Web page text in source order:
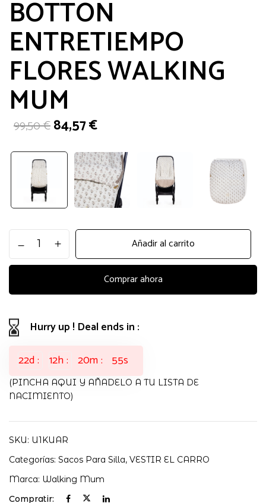
BOTTON
ENTRETIEMPO
FLORES WALKING
MUM
99,50€El
precio
era:
99,50 €.
84,57€Elprecio
es:
84,57 €.
SILLA
BOTTON
FLORES
MUM
cantidad
Añadir al carrito
Comprar ahora
Hurry up ! Deal ends in :
22d 12h 20m 55s
(PINCHA AQUI Y AÑADELO A TU LISTA DE
NACIMIENTO)
SKU: U1KUAR
Categorías: Sacos Para Silla, VESTIR EL CARRO
Marca: Walking Mum
Compratir: